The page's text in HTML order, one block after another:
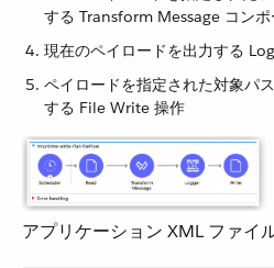
する Transform Message コンポ
現在のペイロードを出力する
ペイロードを指定された対象パ
する File Write 操作
アプリケーション XML ファイ